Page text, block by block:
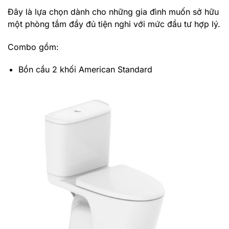
Đây là lựa chọn dành cho những gia đình muốn sở hữu
một phòng tắm đầy đủ tiện nghi với mức đầu tư hợp lý.
Combo gồm:
Bồn cầu 2 khối American Standard